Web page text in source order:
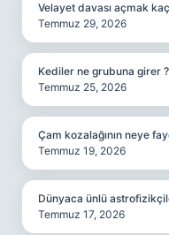
Velayet davası açmak
Temmuz 29, 2026
Kediler ne grubuna girer ?
Temmuz 25, 2026
Çam kozalağının neye
Temmuz 19, 2026
Dünyaca ünlü
Temmuz 17, 2026